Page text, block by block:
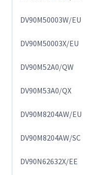
DV90M50003W/EU
DV90M50003X/EU
DV90M52A0/QW
DV90M53A0/QX
DV90M8204AW/EU
DV90M8204AW/SC
DV90N62632X/EE